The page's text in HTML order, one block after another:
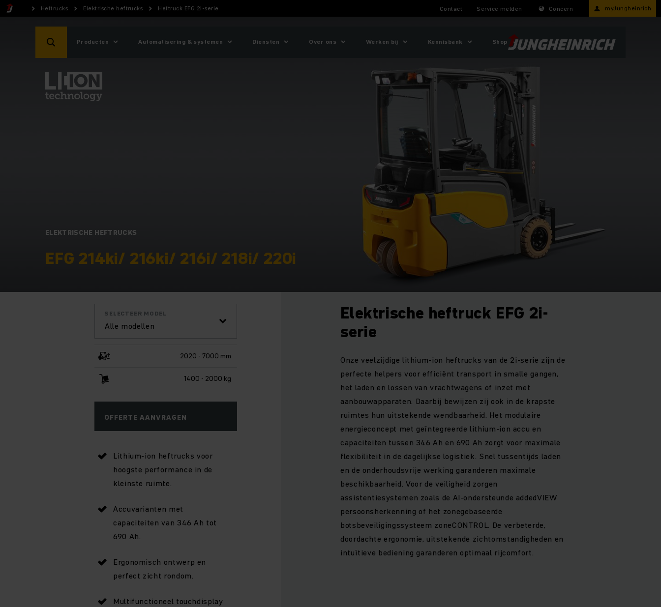
Heftrucks Elektrische heftrucks Heftruck EFG 2i-serie Contact Service melden Concern myJungheinrich
Producten Automatisering & systemen Diensten Over ons Werken bij Kennisbank Shop
ELEKTRISCHE HEFTRUCKS
EFG 214ki/ 216ki/ 216i/ 218i/ 220i
Alle modellen
SELECTEER MODEL
2020 - 7000 mm
1400 - 2000 kg
OFFERTE AANVRAGEN
Lithium-ion heftrucks voor
hoogste performance in de
kleinste ruimte.
Accuvarianten met
capaciteiten van 346 Ah tot
690 Ah.
Ergonomisch ontwerp en
perfect zicht rondom.
Multifunctioneel touchdisplay
Elektrische heftruck EFG 2i-
serie
Onze veelzijdige lithium-ion heftrucks van de 2i-serie zijn de
perfecte helpers voor efficiënt transport in smalle gangen,
het laden en lossen van vrachtwagens of inzet met
aanbouwapparaten. Daarbij bewijzen zij ook in de krapste
ruimtes hun uitstekende wendbaarheid. Het modulaire
energieconcept met geïntegreerde lithium-ion accu en
capaciteiten tussen 346 Ah en 690 Ah zorgt voor maximale
flexibiliteit in de dagelijkse logistiek. Snel tussentijds laden
en de onderhoudsvrije werking garanderen maximale
beschikbaarheid. Voor de veiligheid zorgen
assistentiesystemen zoals de AI-ondersteunde addedVIEW
persoonsherkenning of het zonegebaseerde
botsbeveiligingssysteem zoneCONTROL. De verbeterde,
doordachte ergonomie, uitstekende zichtomstandigheden en
intuïtieve bediening garanderen optimaal rijcomfort.